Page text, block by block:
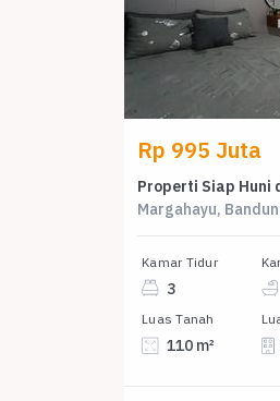
Rp 995 Juta
Margahayu,
Kamar Tidur
3
Luas Tanah
110 m²